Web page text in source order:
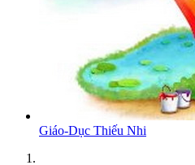
Giáo-Dục Thiếu Nhi